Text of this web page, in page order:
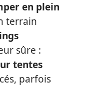
en plein
terrain
sûre :
tentes
parfois